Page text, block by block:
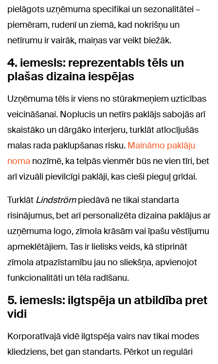
pielāgots uzņēmuma specifikai un sezonalitātei –
piemēram, rudenī un ziemā, kad nokrišņu un
netīrumu ir vairāk, maiņas var veikt biežāk.
4. iemesls: reprezentabls tēls un
plašas dizaina iespējas
Uzņēmuma tēls ir viens no stūrakmeņiem uzticības
veicināšanai. Noplucis un netīrs paklājs sabojās arī
skaistāko un dārgāko interjeru, turklāt atlocījušās
malas rada paklupšanas risku. Maināmo paklāju
noma nozīmē, ka telpās vienmēr būs ne vien tīri, bet
arī vizuāli pievilcīgi paklāji, kas cieši pieguļ grīdai.
Turklāt Lindströmpiedāvā ne tikai standarta
risinājumus, bet arī personalizēta dizaina paklājus ar
uzņēmuma logo, zīmola krāsām vai īpašu vēstījumu
apmeklētājiem. Tas ir lielisks veids, kā stiprināt
zīmola atpazīstamību jau no sliekšņa, apvienojot
funkcionalitāti un tēla radīšanu.
5. iemesls: ilgtspēja un atbildība pret
vidi
Korporatīvajā vidē ilgtspēja vairs nav tikai modes
kliedziens, bet gan standarts. Pērkot un regulāri